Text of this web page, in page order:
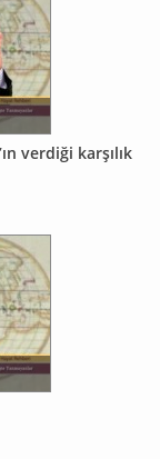
verdiği karşılık